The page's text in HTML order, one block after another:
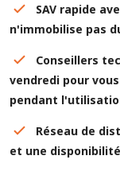
SAV rapide
n'immobilise pas
Conseillers
vendredi pour
pendant
Réseau de
et une